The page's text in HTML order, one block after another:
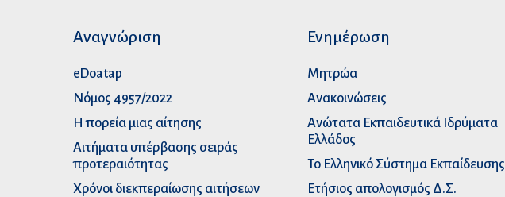
Αναγνώριση
eDoatap
Νόμος 4957/2022
Η πορεία μιας αίτησης
Αιτήματα υπέρβασης σειράς
προτεραιότητας
Χρόνοι διεκπεραίωσης αιτήσεων
Ενημέρωση
Μητρώα
Ανακοινώσεις
Ανώτατα Eκπαιδευτικά Iδρύματα
Ελλάδος
Το Ελληνικό Σύστημα Εκπαίδευσης
Ετήσιος απολογισμός Δ.Σ.